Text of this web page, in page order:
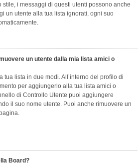
i messaggi di questi utenti possono anche
un utente alla tua lista ignorati, ogni suo
un utente dalla mia lista amici o
tua lista in due modi. All’interno del profilo di
per aggiungerlo alla tua lista amici o
di Controllo Utente puoi aggiungere
il suo nome utente. Puoi anche rimuovere un
Board?